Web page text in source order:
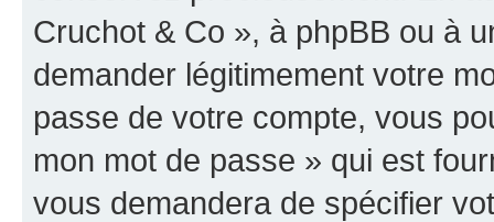
Cruchot & Co », à phpBB ou à
demander légitimement votre
passe de votre compte, vous
mon mot de passe » qui est
vous demandera de spécifier